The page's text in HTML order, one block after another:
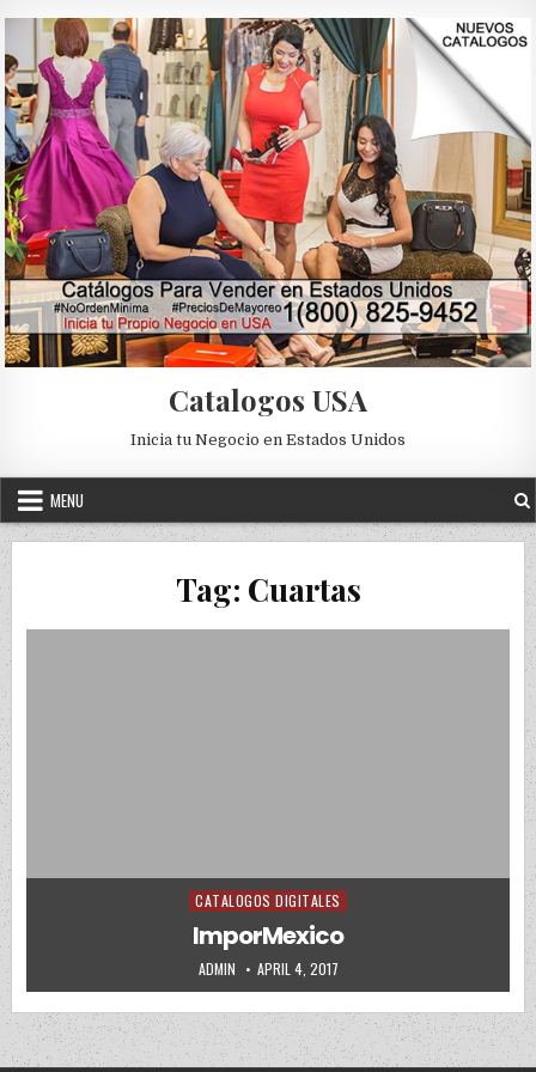
Catalogos USA
Inicia tu Negocio en Estados Unidos
MENU
Tag: Cuartas
Posted in
CATALOGOS DIGITALES
ImporMexico
AUTHOR:
ADMIN PUBLISHED DATE:
APRIL 4, 2017